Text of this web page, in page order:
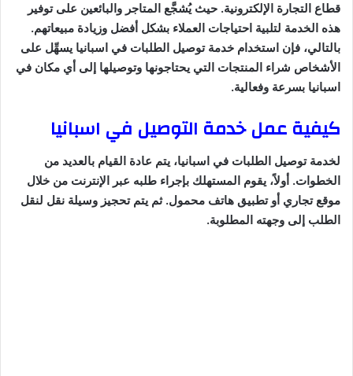
قطاع التجارة الإلكترونية. حيث يُشجَّع المتاجر والبائعين على توفير
هذه الخدمة لتلبية احتياجات العملاء بشكل أفضل وزيادة مبيعاتهم.
بالتالي، فإن استخدام خدمة توصيل الطلبات في اسبانيا يسهِّل على
الأشخاص شراء المنتجات التي يحتاجونها وتوصيلها إلى أي مكان في
اسبانيا بسرعة وفعالية.
كيفية عمل خدمة التوصيل في اسبانيا
لخدمة توصيل الطلبات في اسبانيا، يتم عادة القيام بالعديد من
الخطوات. أولاً، يقوم المستهلك بإجراء طلبه عبر الإنترنت من خلال
موقع تجاري أو تطبيق هاتف محمول. ثم يتم تحجيز وسيلة نقل لنقل
الطلب إلى وجهته المطلوبة.